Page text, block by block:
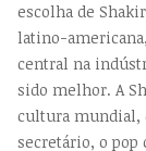
escolha de
latino-
central na
sido melhor. A
cultura mundial,
secretário, o pop